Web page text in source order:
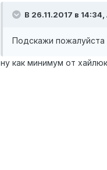
В 26.11.2017 в
Подскажи пожалуйста
ну как минимум от